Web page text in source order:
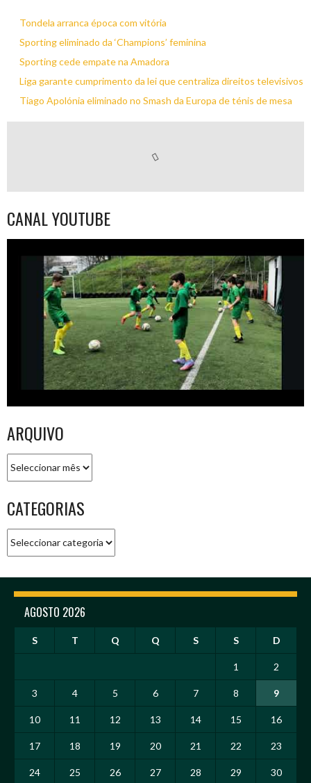
Tondela arranca época com vitória
Sporting eliminado da ‘Champions’ feminina
Sporting cede empate na Amadora
Liga garante cumprimento da lei que centraliza direitos televisivos
Tiago Apolónia eliminado no Smash da Europa de ténis de mesa
CANAL YOUTUBE
ARQUIVO
CATEGORIAS
AGOSTO 2026
S T Q Q S S D
1 2
3 4 5 6 7 8 9
10 11 12 13 14 15 16
17 18 19 20 21 22 23
24 25 26 27 28 29 30